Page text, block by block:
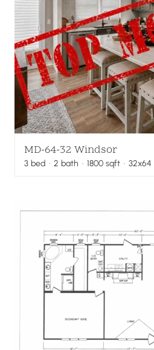
MD-64-32 Windsor
3 bed · 2 bath · 1800 sqft· 32x64